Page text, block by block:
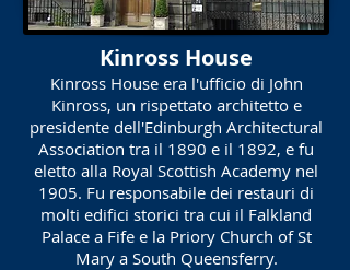
Kinross House
Kinross House era l'ufficio di John
Kinross, un rispettato architetto e
presidente dell'Edinburgh Architectural
Association tra il 1890 e il 1892, e fu
eletto alla Royal Scottish Academy nel
1905. Fu responsabile dei restauri di
molti edifici storici tra cui il Falkland
Palace a Fife e la Priory Church of St
Mary a South Queensferry.